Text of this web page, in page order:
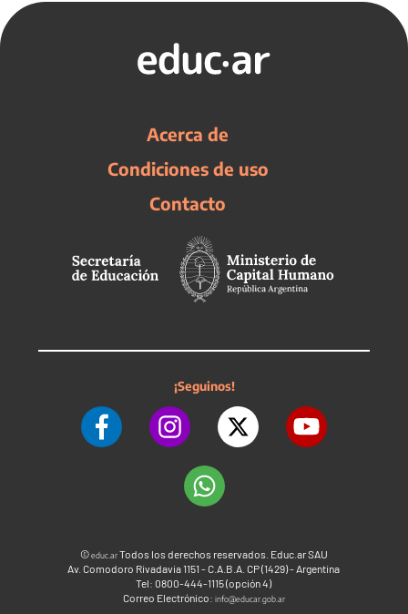
Acerca de
Condiciones de uso
Contacto
¡Seguinos!
©educ.arTodos los derechos reservados. Educ.ar SAU
Av. Comodoro Rivadavia 1151 - C.A.B.A. CP (1429) - Argentina
Tel: 0800-444-1115 (opción 4)
Correo Electrónico: info@educar.gob.ar